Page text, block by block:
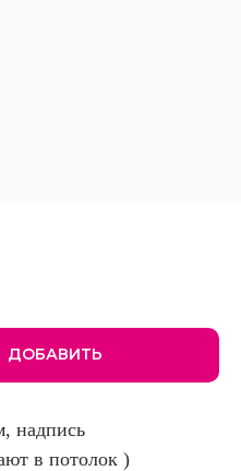
ДОБАВИТЬ
надпись
в потолок )